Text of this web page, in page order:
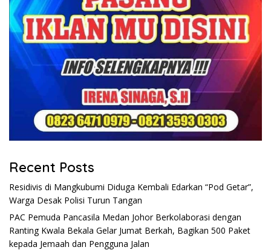
Recent Posts
Residivis di Mangkubumi Diduga Kembali Edarkan “Pod Getar”,
Warga Desak Polisi Turun Tangan
PAC Pemuda Pancasila Medan Johor Berkolaborasi dengan
Ranting Kwala Bekala Gelar Jumat Berkah, Bagikan 500 Paket
kepada Jemaah dan Pengguna Jalan